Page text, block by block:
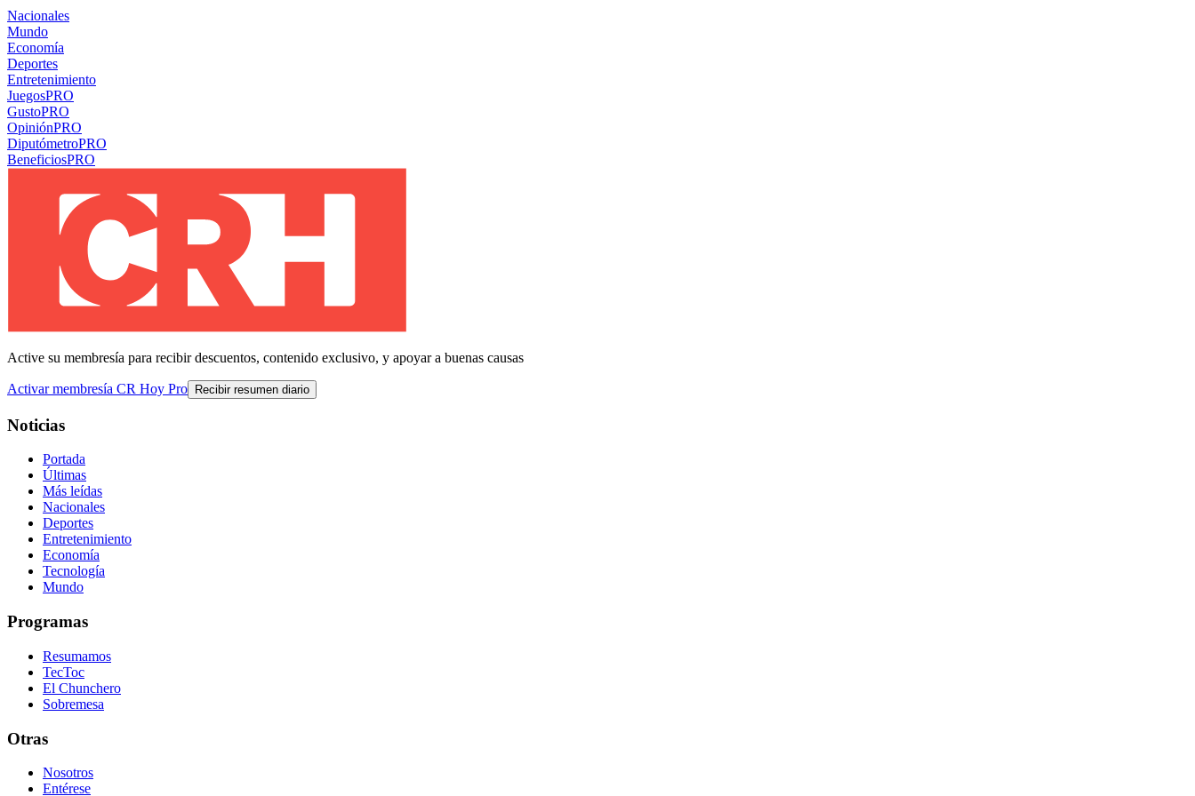
Nacionales
Mundo
Economía
Deportes
Entretenimiento
JuegosPRO
GustoPRO
OpiniónPRO
DiputómetroPRO
BeneficiosPRO
Active su membresía para recibir descuentos, contenido exclusivo, y apoyar a buenas causas
Activar membresía CR Hoy Pro Recibir resumen diario
Noticias
Portada
Últimas
Más leídas
Nacionales
Deportes
Entretenimiento
Economía
Tecnología
Mundo
Programas
Resumamos
TecToc
El Chunchero
Sobremesa
Otras
Nosotros
Entérese